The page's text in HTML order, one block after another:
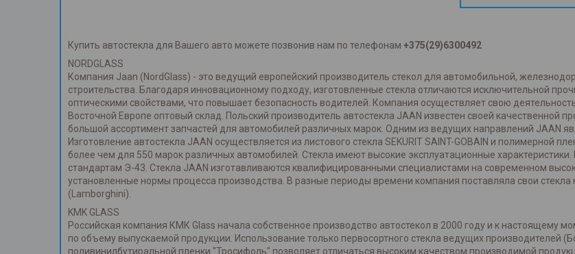
Купить автостекла для Вашего авто можете позвонив нам по телефонам +375(29)6300492
NORDGLASS
Компания Jaan (NordGlass) - это ведущий европейский производитель стекол для автомобильной,
строительства. Благодаря инновационному подходу, изготовленные стекла отличаются исключительной
оптическими свойствами, что повышает безопасность водителей. Компания осуществляет свою
Восточной Европе оптовый склад. Польский производитель автостекла JAAN известен своей качественной
большой ассортимент запчастей для автомобилей различных марок. Одним из ведущих направлений JAAN
Изготовление автостекла JAAN осуществляется из листового стекла SEKURIT SAINT-GOBAIN и полимерной
более чем для 550 марок различных автомобилей. Стекла имеют высокие эксплуатационные
стандартам Э-43. Стекла JAAN изготавливаются квалифицированными специалистами на современном
установленные нормы процесса производства. В разные периоды времени компания поставляла свои
(Lamborghini).
KMK GLASS
Российская компания КМК Glass начала собственное производство автостекол в 2000 году и к настоящему
по объему выпускаемой продукции. Использование только первосортного стекла ведущих производителей
поливинилбутиральной пленки "Тросифоль" позволяет отличаться высоким качеством производимой